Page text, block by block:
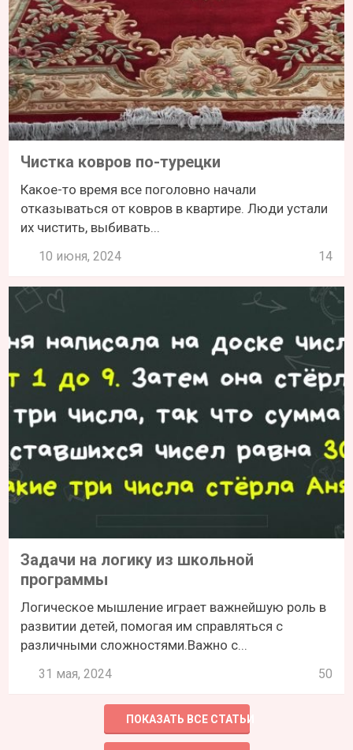
Чистка ковров по-турецки
Какое-то время все поголовно начали
отказываться от ковров в квартире. Люди устали
их чистить, выбивать...
10 июня, 2024 14
Задачи на логику из школьной
программы
Логическое мышление играет важнейшую роль в
развитии детей, помогая им справляться с
различными сложностями.Важно с...
31 мая, 2024 50
ПОКАЗАТЬ ВСЕ СТАТЬИ